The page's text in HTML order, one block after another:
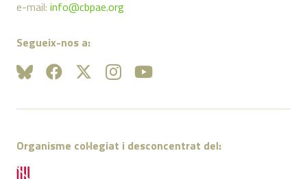
e-mail: info@cbpae.org
Segueix-nos a:
Organisme col·legiat i desconcentrat del: